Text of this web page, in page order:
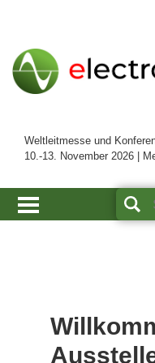
Weltleitmesse und
10.-13. November 2026 |